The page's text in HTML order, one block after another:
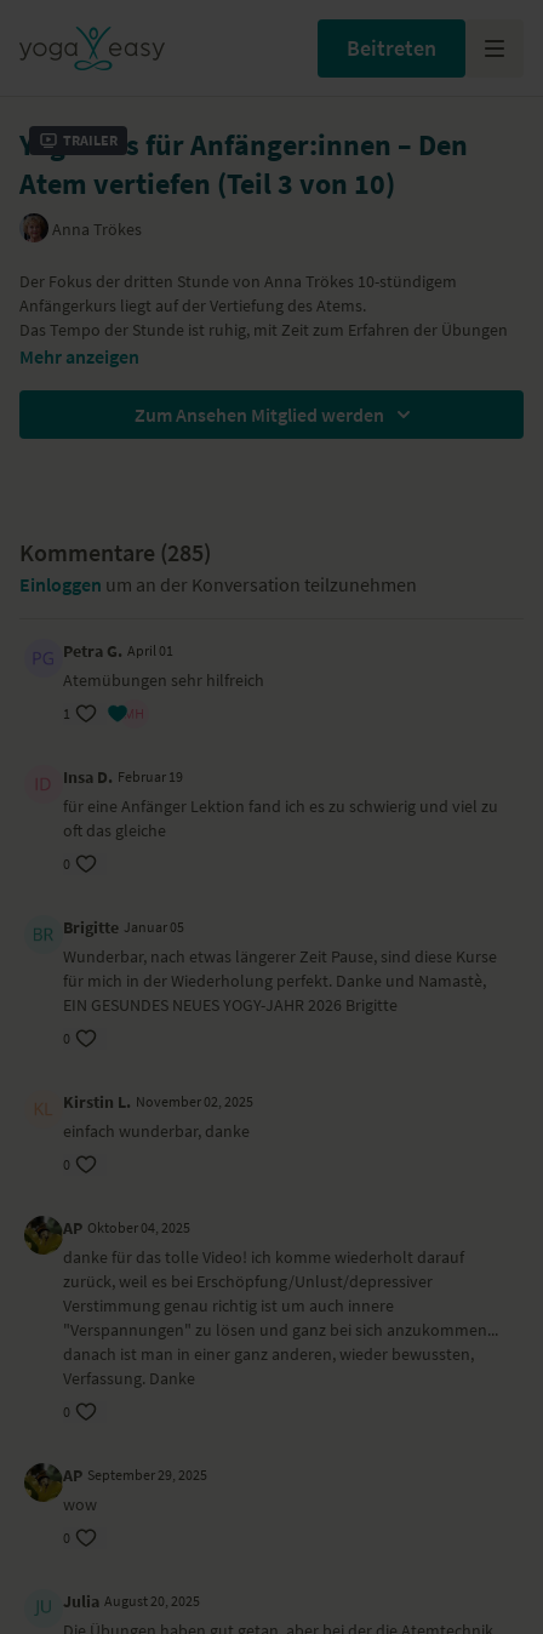
Beitreten
Trailer
Yogakurs für Anfänger:innen – Den
Atem vertiefen (Teil 3 von 10)
Anna Trökes
Der Fokus der dritten Stunde von Anna Trökes 10-stündigem
Anfängerkurs liegt auf der Vertiefung des Atems.
Das Tempo der Stunde ist ruhig, mit Zeit zum Erfahren der Übungen
und Pausen zum Nachspüren. Die Stunde wirkt entschleunigend, und
Stunde 2: Atem und Bewegung, Stunde 3: Atem
Mehr anzeigen
Zum Ansehen Mitglied werden
Kommentare (285)
Einloggen um an der Konversation teilzunehmen
Petra G. April 01
Atemübungen sehr hilfreich
1
Insa D. Februar 19
für eine Anfänger Lektion fand ich es zu schwierig und viel zu
oft das gleiche
0
Brigitte Januar 05
Wunderbar, nach etwas längerer Zeit Pause, sind diese Kurse
für mich in der Wiederholung perfekt. Danke und Namastè,
EIN GESUNDES NEUES YOGY-JAHR 2026 Brigitte
0
Kirstin L. November 02, 2025
einfach wunderbar, danke
0
AP Oktober 04, 2025
danke für das tolle Video! ich komme wiederholt darauf
zurück, weil es bei Erschöpfung/Unlust/depressiver
Verstimmung genau richtig ist um auch innere
"Verspannungen" zu lösen und ganz bei sich anzukommen...
danach ist man in einer ganz anderen, wieder bewussten,
Verfassung. Danke
0
AP September 29, 2025
wow
0
Julia August 20, 2025